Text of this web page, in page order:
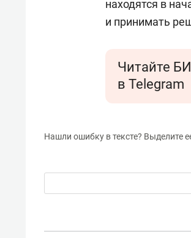
находятся в
и принимать
Читайте
в Telegram
Нашли ошибку в тексте? Выделите